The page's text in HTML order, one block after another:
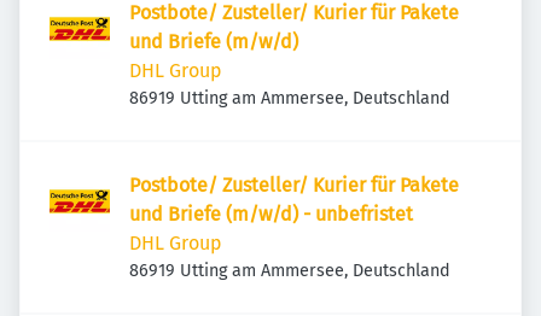
Postbote/ Zusteller/ Kurier für Pakete
und Briefe (m/w/d)
DHL Group
86919 Utting am Ammersee, Deutschland
Postbote/ Zusteller/ Kurier für Pakete
und Briefe (m/w/d) - unbefristet
DHL Group
86919 Utting am Ammersee, Deutschland